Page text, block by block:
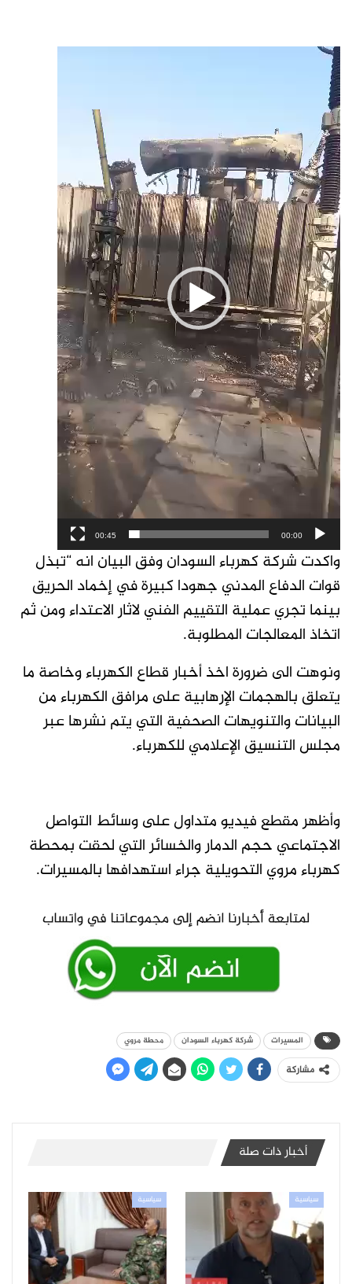
مشغل
الفيديو
00:00
00:45
واكدت شركة كهرباء السودان وفق البيان انه “تبذل
قوات الدفاع المدني جهودا كبيرة في إخماد الحريق
بينما تجري عملية التقييم الفني لاثار الاعتداء ومن ثم
اتخاذ المعالجات المطلوبة.
ونوهت الى ضرورة اخذ أخبار قطاع الكهرباء وخاصة ما
يتعلق بالهجمات الإرهابية على مرافق الكهرباء من
البيانات والتنويهات الصحفية التي يتم نشرها عبر
مجلس التنسيق الإعلامي للكهرباء.
وأظهر مقطع فيديو متداول على وسائط التواصل
الاجتماعي حجم الدمار والخسائر التي لحقت بمحطة
كهرباء مروي التحويلية جراء استهدافها بالمسيرات.
المسيرات شركة كهرباء السودان محطة مروي
مشاركة
أخبار ذات صلة
سياسية سياسية